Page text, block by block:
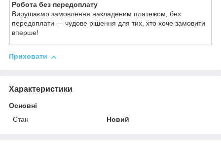
Робота без передоплату
Вирушаємо замовлення накладеним платежом, без
передоплати — чудове рішення для тих, хто хоче замовити
вперше!
Приховати
Характеристики
Основні
Стан
Новий